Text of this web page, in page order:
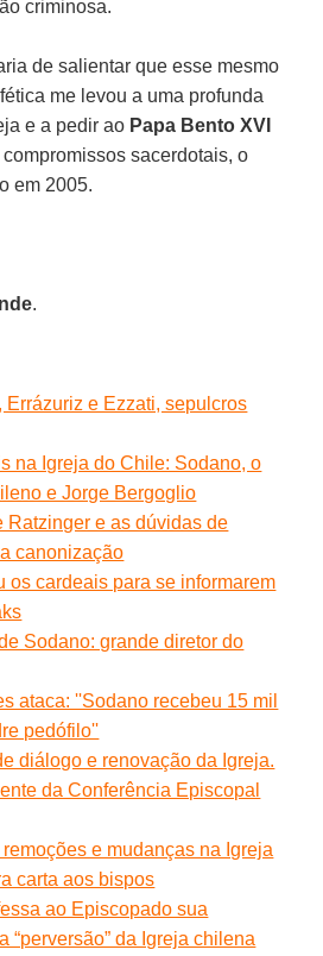
criminosa.
de salientar que esse mesmo
me levou a uma profunda
e a pedir ao Papa Bento XVI
sacerdotais, o
em 2005.
.
Errázuriz e Ezzati, sepulcros
na Igreja do Chile: Sodano, o
e Jorge Bergoglio
Ratzinger e as dúvidas de
canonização
os cardeais para se informarem
Sodano: grande diretor do
ataca: ''Sodano recebeu 15 mil
pedófilo''
diálogo e renovação da Igreja.
da Conferência Episcopal
e mudanças na Igreja
carta aos bispos
ao Episcopado sua
“perversão” da Igreja chilena